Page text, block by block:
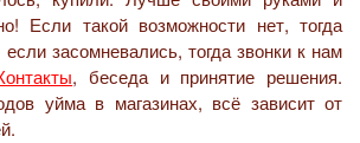
Если такой возможности нет, тогда
засомневались, тогда звонки к нам
, беседа и принятие решения.
уйма в магазинах, всё зависит от